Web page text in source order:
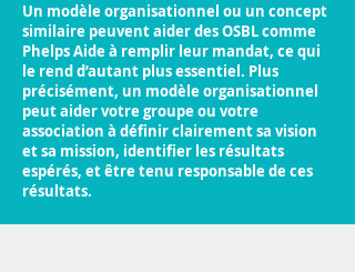
Un modèle organisationnel ou un concept
similaire peuvent aider des OSBL comme
Phelps Aide à remplir leur mandat, ce qui
le rend d’autant plus essentiel. Plus
précisément, un modèle organisationnel
peut aider votre groupe ou votre
association à définir clairement sa vision
et sa mission, identifier les résultats
espérés, et être tenu responsable de ces
résultats.